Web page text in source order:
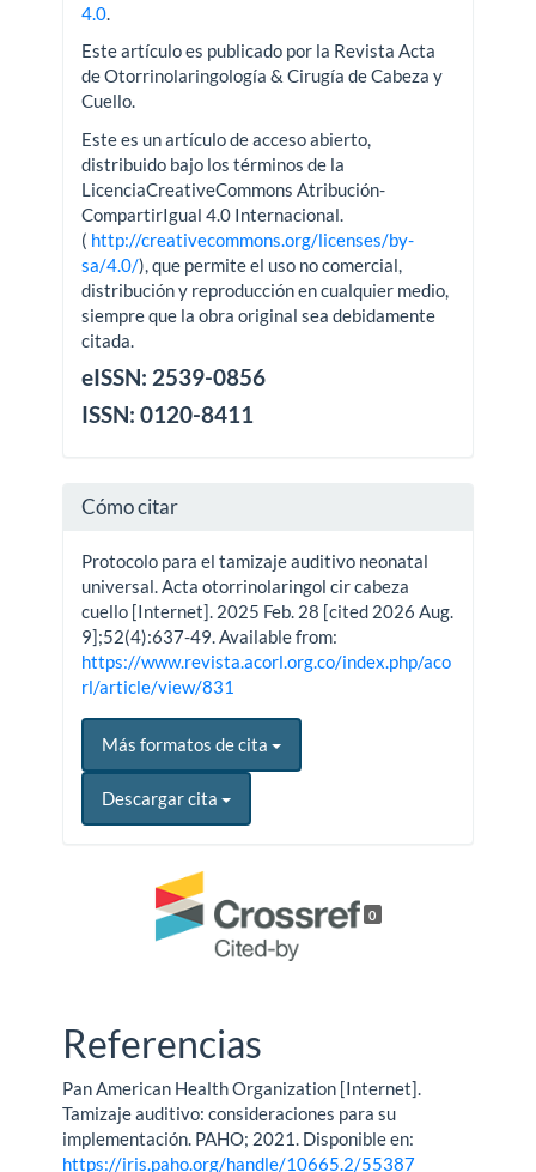
4.0
Este artículo es publicado por la Revista Acta
de Otorrinolaringología & Cirugía de Cabeza y
Cuello.
Este es un artículo de acceso abierto,
distribuido bajo los términos de la
LicenciaCreativeCommons Atribución-
CompartirIgual 4.0 Internacional.
( http://creativecommons.org/licenses/by-
sa/4.0/), que permite el uso no comercial,
distribución y reproducción en cualquier medio,
siempre que la obra original sea debidamente
citada.
eISSN: 2539-0856
ISSN: 0120-8411
Cómo citar
Protocolo para el tamizaje auditivo neonatal
universal. Acta otorrinolaringol cir cabeza
cuello [Internet]. 2025 Feb. 28 [cited 2026 Aug.
9];52(4):637-49. Available from:
https://www.revista.acorl.org.co/index.php/aco
rl/article/view/831
Más formatos de cita
Descargar cita
0
Referencias
Pan American Health Organization [Internet].
Tamizaje auditivo: consideraciones para su
implementación. PAHO; 2021. Disponible en:
https://iris.paho.org/handle/10665.2/55387